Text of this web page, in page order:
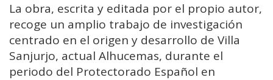
La obra, escrita y editada por el propio autor,
recoge un amplio trabajo de investigación
centrado en el origen y desarrollo de Villa
Sanjurjo, actual Alhucemas, durante el
periodo del Protectorado Español en